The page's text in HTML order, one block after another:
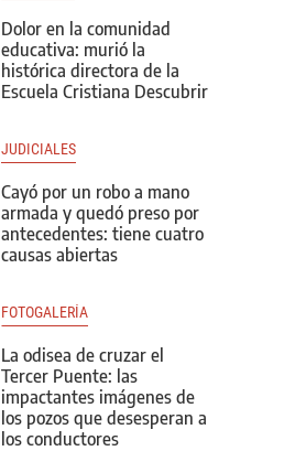
Dolor en la comunidad
educativa: murió la
histórica directora de la
Escuela Cristiana Descubrir
JUDICIALES
Cayó por un robo a mano
armada y quedó preso por
antecedentes: tiene cuatro
causas abiertas
FOTOGALERÍA
La odisea de cruzar el
Tercer Puente: las
impactantes imágenes de
los pozos que desesperan a
los conductores